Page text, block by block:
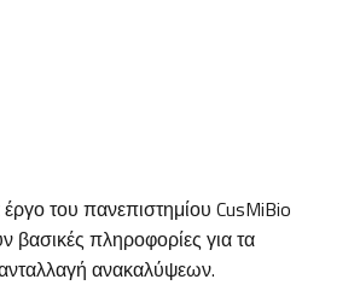
του πανεπιστημίου CusMiBio
βασικές πληροφορίες για τα
ανακαλύψεων.